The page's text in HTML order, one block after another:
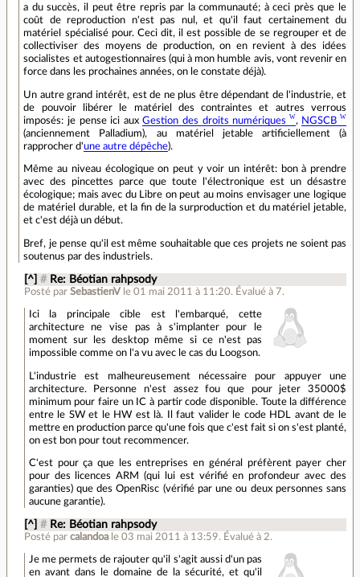
a du succès, il peut être repris par la communauté; à ceci près que le
coût de reproduction n'est pas nul, et qu'il faut certainement du
matériel spécialisé pour. Ceci dit, il est possible de se regrouper et de
collectiviser des moyens de production, on en revient à des idées
socialistes et autogestionnaires (qui à mon humble avis, vont revenir en
force dans les prochaines années, on le constate déjà).
Un autre grand intérêt, est de ne plus être dépendant de l'industrie, et
de pouvoir libérer le matériel des contraintes et autres verrous
imposés: je pense ici auxGestion des droits numériques , NGSCB
(anciennement Palladium), au matériel jetable artificiellement (à
rapprocher d'une autre dépêche).
Même au niveau écologique on peut y voir un intérêt: bon à prendre
avec des pincettes parce que toute l'électronique est un désastre
écologique; mais avec du Libre on peut au moins envisager une logique
de matériel durable, et la fin de la surproduction et du matériel jetable,
et c'est déjà un début.
Bref, je pense qu'il est même souhaitable que ces projets ne soient pas
soutenus par des industriels.
[^] # Re: Béotian rahpsody
Posté par SebastienV le 01 mai 2011 à 11:20. Évalué à 7.
Ici la principale cible est l'embarqué, cette
architecture ne vise pas à s'implanter pour le
moment sur les desktop même si ce n'est pas
impossible comme on l'a vu avec le cas du Loogson.
L'industrie est malheureusement nécessaire pour appuyer une
architecture. Personne n'est assez fou que pour jeter 35000$
minimum pour faire un IC à partir code disponible. Toute la différence
entre le SW et le HW est là. Il faut valider le code HDL avant de le
mettre en production parce qu'une fois que c'est fait si on s'est planté,
on est bon pour tout recommencer.
C'est pour ça que les entreprises en général préfèrent payer cher
pour des licences ARM (qui lui est vérifié en profondeur avec des
garanties) que des OpenRisc (vérifié par une ou deux personnes sans
aucune garantie).
[^] # Re: Béotian rahpsody
Posté par calandoa le 03 mai 2011 à 13:59. Évalué à 2.
Je me permets de rajouter qu'il s'agit aussi d'un pas
en avant dans le domaine de la sécurité, et qu'il